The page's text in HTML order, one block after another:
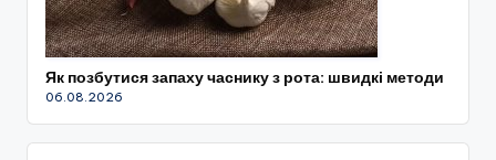
Як позбутися запаху часнику з рота: швидкі методи
06.08.2026